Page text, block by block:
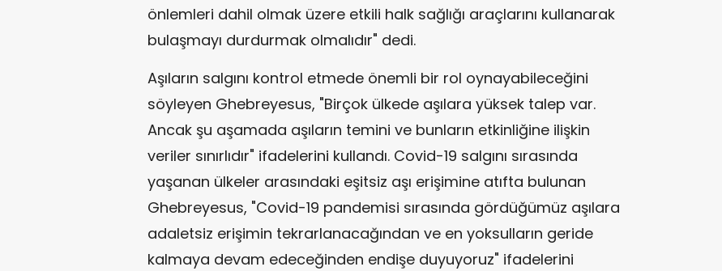
önlemleri dahil olmak üzere etkili halk sağlığı araçlarını kullanarak
bulaşmayı durdurmak olmalıdır" dedi.
Aşıların salgını kontrol etmede önemli bir rol oynayabileceğini
söyleyen Ghebreyesus, "Birçok ülkede aşılara yüksek talep var.
Ancak şu aşamada aşıların temini ve bunların etkinliğine ilişkin
veriler sınırlıdır" ifadelerini kullandı. Covid-19 salgını sırasında
yaşanan ülkeler arasındaki eşitsiz aşı erişimine atıfta bulunan
Ghebreyesus, "Covid-19 pandemisi sırasında gördüğümüz aşılara
adaletsiz erişimin tekrarlanacağından ve en yoksulların geride
kalmaya devam edeceğinden endişe duyuyoruz" ifadelerini